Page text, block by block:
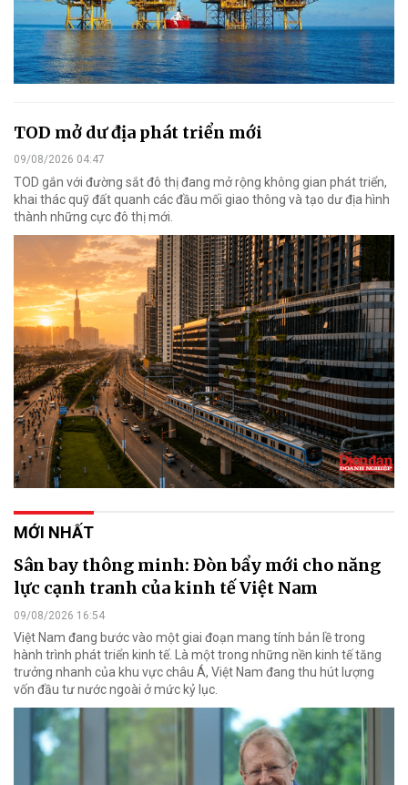
TOD mở dư địa phát triển mới
09/08/2026 04:47
TOD gắn với đường sắt đô thị đang mở rộng không gian phát triển,
khai thác quỹ đất quanh các đầu mối giao thông và tạo dư địa hình
thành những cực đô thị mới.
MỚI NHẤT
Sân bay thông minh: Đòn bẩy mới cho năng
lực cạnh tranh của kinh tế Việt Nam
09/08/2026 16:54
Việt Nam đang bước vào một giai đoạn mang tính bản lề trong
hành trình phát triển kinh tế. Là một trong những nền kinh tế tăng
trưởng nhanh của khu vực châu Á, Việt Nam đang thu hút lượng
vốn đầu tư nước ngoài ở mức kỷ lục.